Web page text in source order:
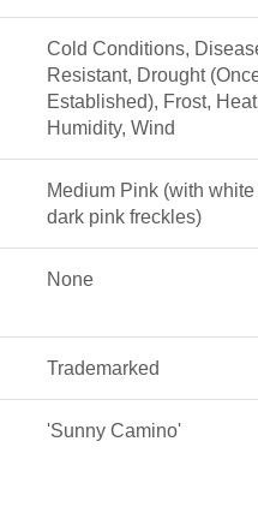
Cold Conditions,
Resistant, Drought
Established), Frost,
Humidity, Wind
Medium Pink (with white
dark pink freckles)
None
Trademarked
'Sunny Camino'